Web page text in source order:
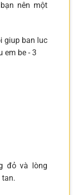
nên một
đỏ và lòng